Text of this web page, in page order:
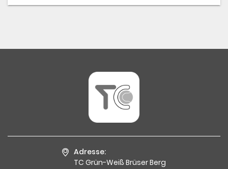
Adresse:
TC Grün-Weiß Brüser Berg